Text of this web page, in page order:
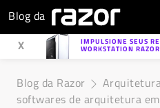
Blog da
X
IMPULSIONE SEUS
WORKSTATION
Blog da Razor
softwares de arquitetura